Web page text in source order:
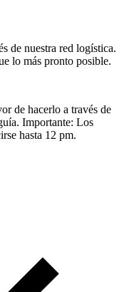
de nuestra red logística.
lo más pronto posible.
de hacerlo a través de
Importante: Los
hasta 12 pm.